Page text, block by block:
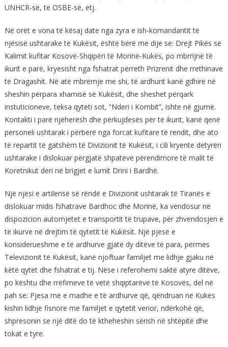
UNHCR-së, të OSBE-së, etj.
Në orët e vona të kësaj date nga zyra e ish-komandantit të
njësisë ushtarake të Kukësit, është bërë me dije se: Drejt Pikës së
Kalimit kufitar Kosovë-Shqipëri të Morinë-Kukës, po mbrrijnë të
ikurit e parë, kryesisht nga fshatrat përreth Prizrenit dhe rrethinave
të Dragashit. Në atë mbrëmje me shi, të ardhurit kanë gdhirë në
sheshin përpara xhamisë së Kukësit, dhe sheshet përqark
instuticioneve, teksa qyteti sot, “Nderi i Kombit”, ishte në gjumë.
Kontakti i parë njëherësh dhe përkujdesës për të ikurit, kanë qenë
personeli ushtarak i përbërë nga forcat kufitare të rendit, dhe ato
të repartit të gatshëm të Divizionit të Kukësit, i cili kryente detyrën
ushtarake i dislokuar përgjatë shpateve përendimore të malit të
Koretnikut deri në brigjet e lumit Drini i Bardhë.
Një njësi e artilerisë së rëndë e Divizionit ushtarak të Tiranës e
dislokuar midis fshatrave Bardhoc dhe Morinë, ka vendosur në
dispozicion automjetet e transportit të trupave, për zhvendosjen e
të ikurve në drejtim të qytetit të Kukësit. Një pjesë e
konsiderueshme e të ardhurve gjatë dy ditëve të para, përmes
Televizionit të Kukësit, kanë njoftuar familjet me lidhje gjaku në
këtë qytet dhe fshatrat e tij. Nëse i referohemi saktë atyre ditëve,
po kështu dhe rrëfimeve të vetë shqiptarëve të Kosovës, del në
pah se: Pjesa më e madhe e të ardhurve që, qëndruan në Kukës
kishin lidhje fisnore me familjet e qytetit verior, ndërkohë që,
shpresonin se një ditë do të ktheheshin sërish në shtëpitë dhe
tokat e tyre.